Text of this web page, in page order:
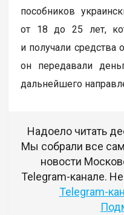
пособников
от 18 до 25 лет,
и получали средства
он передавали
дальнейшего
Надоело читать
Мы собрали все
новости
Telegram-канале.
Telegram-